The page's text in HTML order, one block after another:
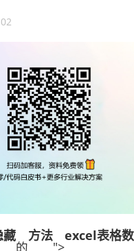
藏
的
方法
">
excel表格